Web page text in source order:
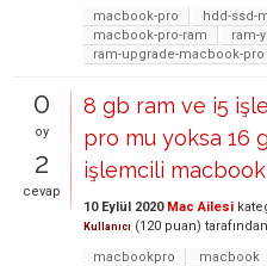
macbook-pro
hdd-ssd-
macbook-pro-ram
ram-
ram-upgrade-macbook-pro
0
oy
2
cevap
8 gb ram ve i5
pro mu yoksa 16
işlemcili macbook
10 Eylül 2020 Mac Ailesi
Kullanıcı (120 puan) tarafından
macbookpro
macbook